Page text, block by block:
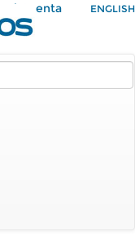
Mi Cuenta ENGLISH